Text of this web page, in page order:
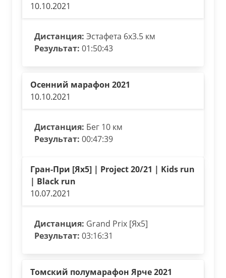
10.10.2021
Дистанция: Эстафета 6х3.5 км
Результат: 01:50:43
Осенний марафон 2021
10.10.2021
Дистанция: Бег 10 км
Результат: 00:47:39
Гран-При [Ях5] | Project 20/21 | Kids run
| Black run
10.07.2021
Дистанция: Grand Prix [Ях5]
Результат: 03:16:31
Томский полумарафон Ярче 2021